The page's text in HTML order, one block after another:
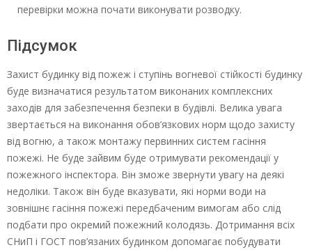
перевірки можна почати виконувати розводку.
Підсумок
Захист будинку від пожеж і ступінь вогневої стійкості будинку
буде визначатися результатом виконаних комплексних
заходів для забезпечення безпеки в будівлі. Велика увага
звертається на виконання обов’язкових норм щодо захисту
від вогню, а також монтажу первинних систем гасіння
пожежі. Не буде зайвим буде отримувати рекомендації у
пожежного інспектора. Він зможе звернути увагу на деякі
недоліки. Також він буде вказувати, які норми води на
зовнішнє гасіння пожежі передбаченим вимогам або слід
подбати про окремий пожежний колодязь. Дотримання всіх
СНиП і ГОСТ пов’язаних будинком допомагає побудувати